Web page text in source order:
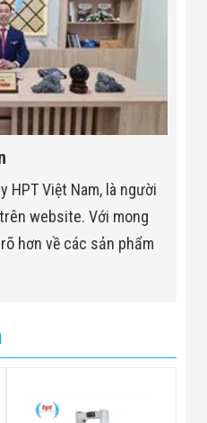
+65°C (–4°F to +149°F)
+70°C (–4°F to +158°F)
HPT Việt Nam, là người
website. Với mong
hơn về các sản phẩm